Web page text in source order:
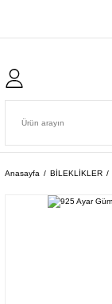
Anasayfa BİLEKLİKLER